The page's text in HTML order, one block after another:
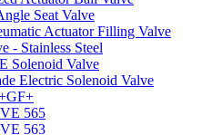
Seat Valve
Actuator Filling Valve
- Stainless Steel
Solenoid Valve
Electric Solenoid Valve
565
563